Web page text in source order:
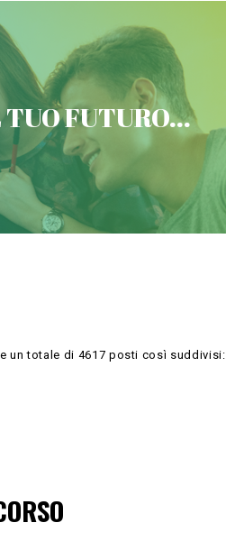
FUTURO...
MILITARI
un totale di 4617 posti così suddivisi: